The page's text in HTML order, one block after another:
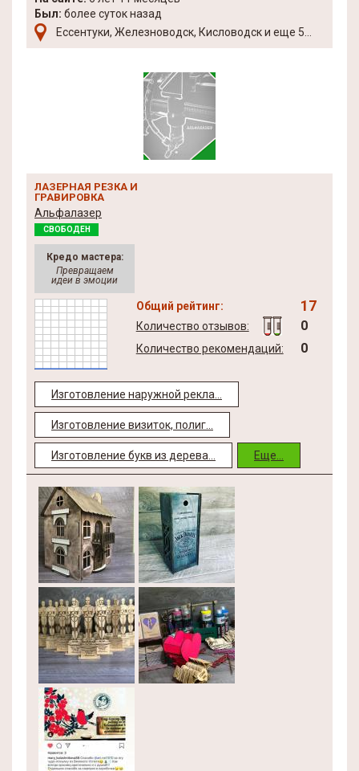
Был: более суток назад
Ессентуки, Железноводск, Кисловодск и еще 5...
ЛАЗЕРНАЯ РЕЗКА И
ГРАВИРОВКА
Альфалазер
СВОБОДЕН
Кредо мастера:
Превращаем
идеи в эмоции
Общий рейтинг: 17
Количество отзывов: 0
Количество рекомендаций: 0
Изготовление наружной рекла...
Изготовление визиток, полиг...
Изготовление букв из дерева... Еще...